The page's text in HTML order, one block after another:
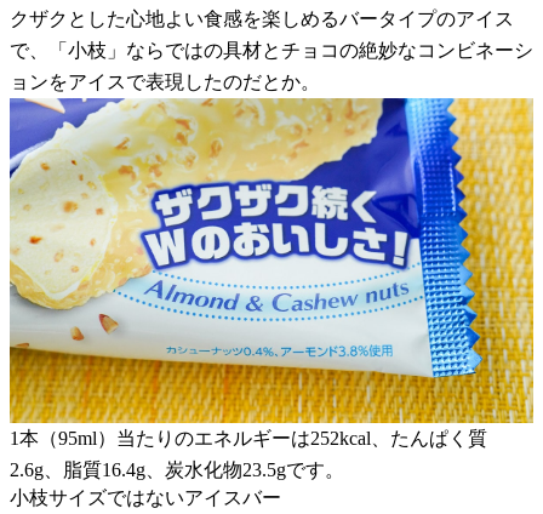
クザクとした心地よい食感を楽しめるバータイプのアイス
で、「小枝」ならではの具材とチョコの絶妙なコンビネーシ
ョンをアイスで表現したのだとか。
1本（95ml）当たりのエネルギーは252kcal、たんぱく質
2.6g、脂質16.4g、炭水化物23.5gです。
小枝サイズではないアイスバー